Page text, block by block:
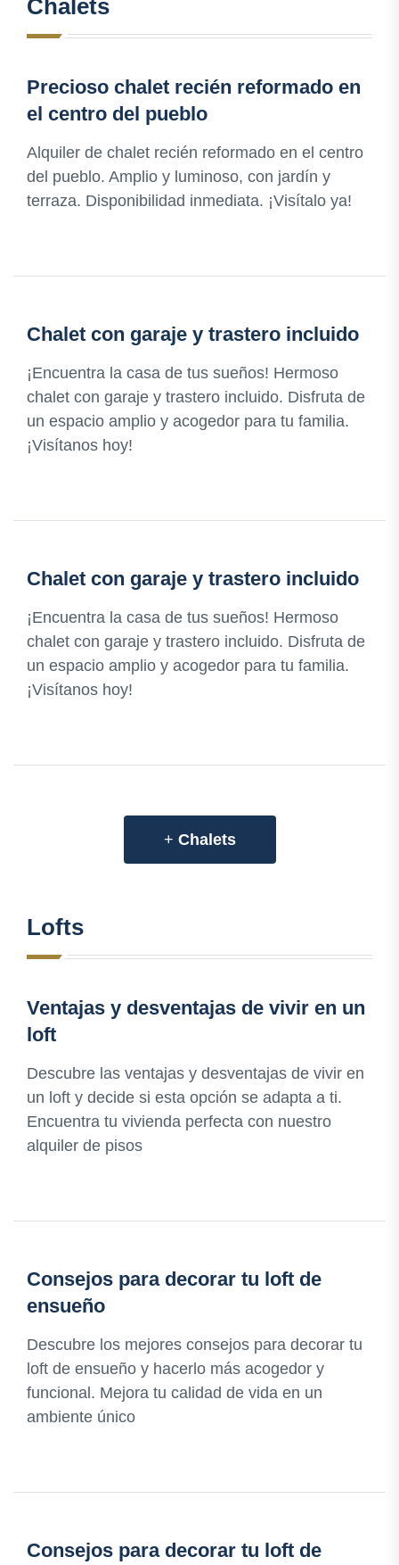
Chalets
Precioso chalet recién reformado en
el centro del pueblo
Alquiler de chalet recién reformado en el centro
del pueblo. Amplio y luminoso, con jardín y
terraza. Disponibilidad inmediata. ¡Visítalo ya!
Chalet con garaje y trastero incluido
¡Encuentra la casa de tus sueños! Hermoso
chalet con garaje y trastero incluido. Disfruta de
un espacio amplio y acogedor para tu familia.
¡Visítanos hoy!
Chalet con garaje y trastero incluido
¡Encuentra la casa de tus sueños! Hermoso
chalet con garaje y trastero incluido. Disfruta de
un espacio amplio y acogedor para tu familia.
¡Visítanos hoy!
+ Chalets
Lofts
Ventajas y desventajas de vivir en un
loft
Descubre las ventajas y desventajas de vivir en
un loft y decide si esta opción se adapta a ti.
Encuentra tu vivienda perfecta con nuestro
alquiler de pisos
Consejos para decorar tu loft de
ensueño
Descubre los mejores consejos para decorar tu
loft de ensueño y hacerlo más acogedor y
funcional. Mejora tu calidad de vida en un
ambiente único
Consejos para decorar tu loft de